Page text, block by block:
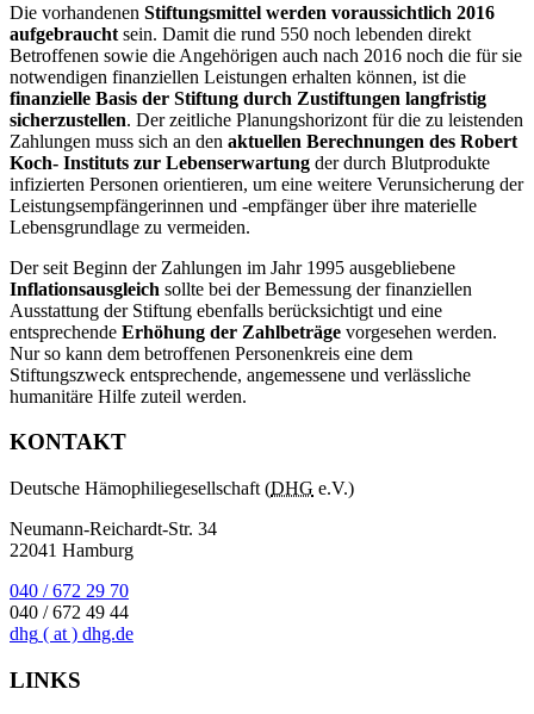
Die vorhandenen Stiftungsmittel werden voraussichtlich 2016
aufgebraucht sein. Damit die rund 550 noch lebenden direkt
Betroffenen sowie die Angehörigen auch nach 2016 noch die für sie
notwendigen finanziellen Leistungen erhalten können, ist die
finanzielle Basis der Stiftung durch Zustiftungen langfristig
sicherzustellen. Der zeitliche Planungshorizont für die zu leistenden
Zahlungen muss sich an den aktuellen Berechnungen des Robert
Koch- Instituts zur Lebenserwartung der durch Blutprodukte
infizierten Personen orientieren, um eine weitere Verunsicherung der
Leistungsempfängerinnen und -empfänger über ihre materielle
Lebensgrundlage zu vermeiden.
Der seit Beginn der Zahlungen im Jahr 1995 ausgebliebene
Inflationsausgleich sollte bei der Bemessung der finanziellen
Ausstattung der Stiftung ebenfalls berücksichtigt und eine
entsprechende Erhöhung der Zahlbeträge vorgesehen werden.
Nur so kann dem betroffenen Personenkreis eine dem
Stiftungszweck entsprechende, angemessene und verlässliche
humanitäre Hilfe zuteil werden.
KONTAKT
Deutsche Hämophiliegesellschaft (DHG e.V.)
Neumann-Reichardt-Str. 34
22041 Hamburg
040 / 672 29 70
040 / 672 49 44
dhg ( at ) dhg.de
LINKS